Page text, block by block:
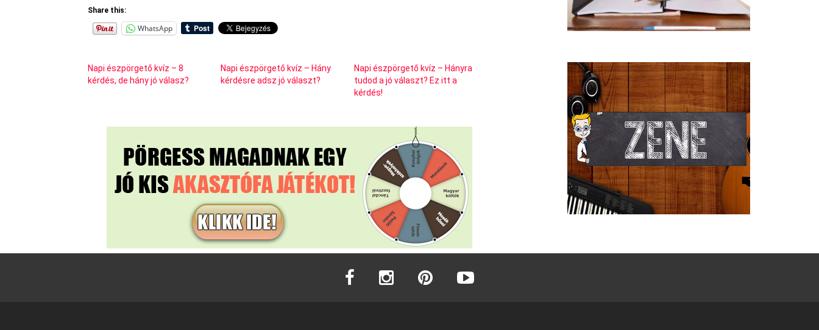
Share this:
WhatsApp
Napi észpörgető kvíz – 8
kérdés, de hány jó válasz?
Napi észpörgető kvíz – Hány
kérdésre adsz jó választ?
Napi észpörgető kvíz – Hányra
tudod a jó választ? Ez itt a
kérdés!
facebook instagram